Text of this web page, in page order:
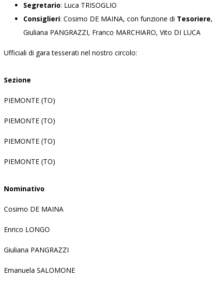
Segretario: Luca TRISOGLIO
Consiglieri: Cosimo DE MAINA, con funzione di Tesoriere,
Giuliana PANGRAZZI, Franco MARCHIARO, Vito DI LUCA
Ufficiali di gara tesserati nel nostro circolo:
Sezione
PIEMONTE (TO)
PIEMONTE (TO)
PIEMONTE (TO)
PIEMONTE (TO)
Nominativo
Cosimo DE MAINA
Enrico LONGO
Giuliana PANGRAZZI
Emanuela SALOMONE